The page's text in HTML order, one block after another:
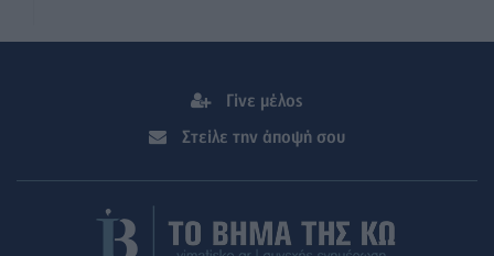
Γίνε μέλος
Στείλε την άποψή σου